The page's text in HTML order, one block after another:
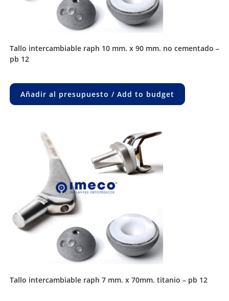
tallo intercambiable raph 10 mm. x 90 mm. no cementado –
pb 12
Añadir al presupuesto / Add to budget
tallo intercambiable raph 7 mm. x 70mm. titanio – pb 12